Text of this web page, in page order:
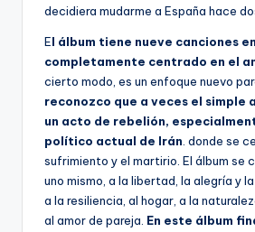
decidiera mudarme a España hace
El álbum tiene nueve canciones
completamente centrado en el
cierto modo, es un enfoque nuevo
reconozco que a veces el simple
un acto de rebelión,
político actual de Irán . donde se
sufrimiento y el martirio. El álbum se
uno mismo, a la libertad, la alegría y
a la resiliencia, al hogar, a la
al amor de pareja. En este álbum